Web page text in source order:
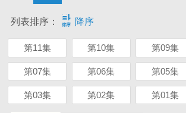
列表排序：  降序
第11集 第10集 第09集
第07集 第06集 第05集
第03集 第02集 第01集